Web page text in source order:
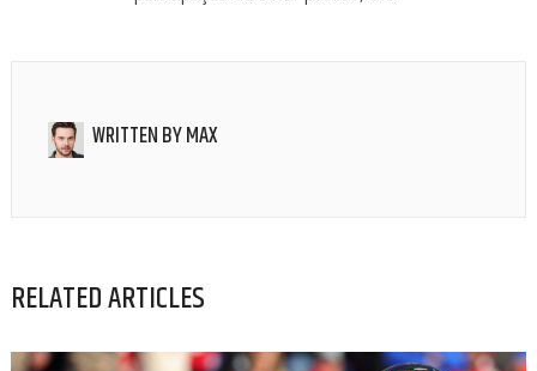
WRITTEN BYMAX
RELATED ARTICLES